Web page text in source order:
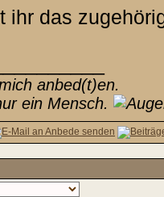
ihr das
anbed(t)en.
ein Mensch.